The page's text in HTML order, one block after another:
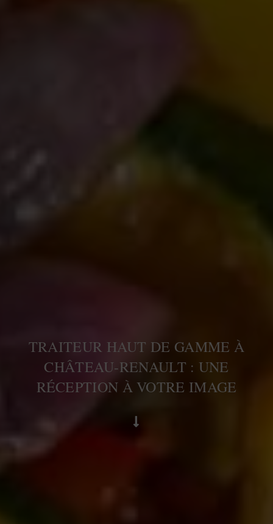
TRAITEUR HAUT DE GAMME À
CHÂTEAU-RENAULT : UNE
RÉCEPTION À VOTRE IMAGE